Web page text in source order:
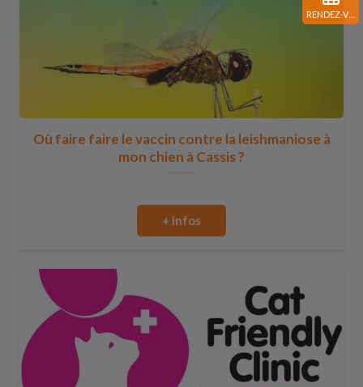
RENDEZ-VOUS
Où faire faire le vaccin contre la leishmaniose à
mon chien à Cassis ?
+ infos